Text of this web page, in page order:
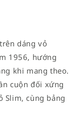
dáng vỏ
1956, hướng
khi mang theo.
cuộn đối xứng
Slim, cùng bảng